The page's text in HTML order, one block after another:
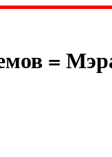
=